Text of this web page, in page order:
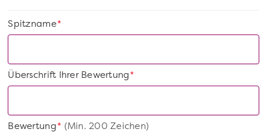
*
Spitzname
*
Überschrift Ihrer Bewertung
*
Bewertung(Min. 200 Zeichen)